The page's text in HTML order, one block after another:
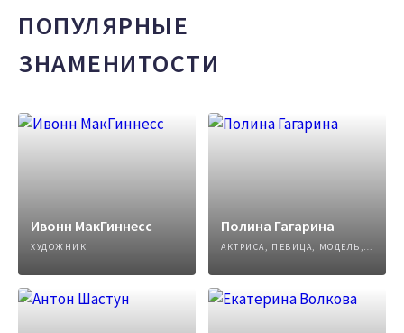
ПОПУЛЯРНЫЕ
ЗНАМЕНИТОСТИ
Ивонн МакГиннесс
ХУДОЖНИК
Полина Гагарина
АКТРИСА, ПЕВИЦА, МОДЕЛЬ, АВТОР ПЕСЕН